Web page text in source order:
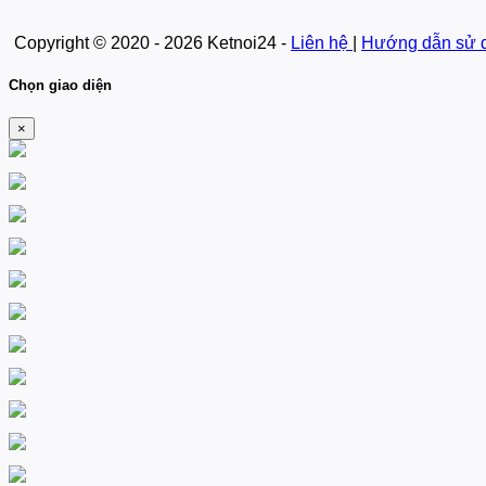
Copyright © 2020 - 2026 Ketnoi24 - Liên hệ Hướng dẫn sử
Chọn giao diện
×